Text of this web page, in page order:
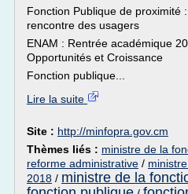
Fonction Publique de proximité
rencontre des usagers
ENAM : Rentrée académique
Opportunités et Croissance
Fonction publique...
Lire la suite
Site : http://minfopra.gov.cm
Thèmes liés : ministre de la
reforme administrative /
2018 / ministre de la